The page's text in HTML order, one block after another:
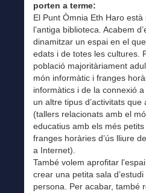
porten a terme:
El Punt Òmnia Eth Haro
l’antiga biblioteca. Acabem
dinamitzar un espai en el
edats i de totes les cultures.
població majoritàriament
món informàtic i franges
informàtics i de la connexió
un altre tipus d’activitats
(tallers relacionats amb el
educatius amb els més
franges horàries d’ús lliure
a Internet).
També volem aprofitar
crear una petita sala
persona. Per acabar, també